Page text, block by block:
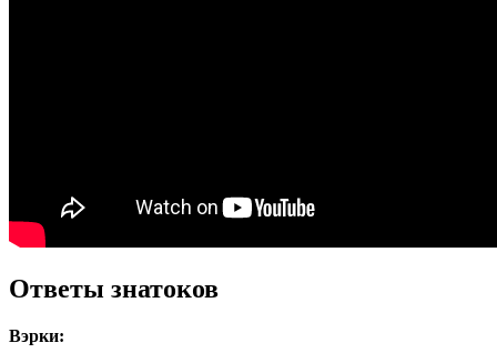
Ответы знатоков
Вэрки: